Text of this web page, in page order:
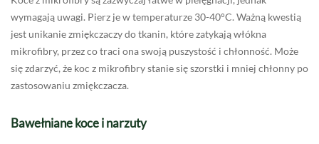
wymagają uwagi. Pierz je w temperaturze 30-40°C. Ważną kwestią
jest unikanie zmiękczaczy do tkanin, które zatykają włókna
mikrofibry, przez co traci ona swoją puszystość i chłonność. Może
się zdarzyć, że koc z mikrofibry stanie się szorstki i mniej chłonny po
zastosowaniu zmiękczacza.
Bawełniane koce i narzuty